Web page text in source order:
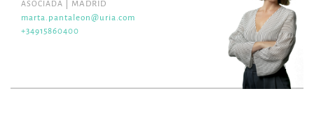
ASOCIADA
MADRID
marta.pantaleon@uria.com
+34915860400
Colegiada n.º 136900 del Ilustre Colegio de Abogados de
Madrid
Derecho Penal de la Empresa
marta.pantaleon@uria.com
+34915860400